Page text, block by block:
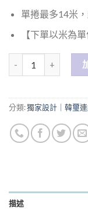
單捲最多14米
【下單以米為
分類:獨家設計｜韓璽
描述